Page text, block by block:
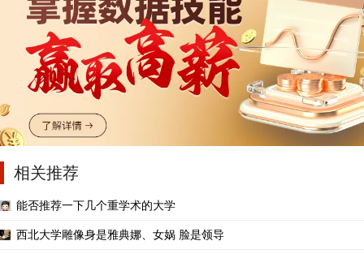
相关推荐
能否推荐一下几个重学术的大学
西北大学雕像身是雅典娜、女娲 脸是领导